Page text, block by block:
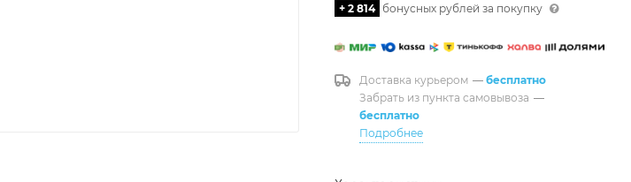
+ 2 814 бонусных рублей за покупку
Доставка курьером — бесплатно
Забрать из пункта самовывоза —
бесплатно
Подробнее